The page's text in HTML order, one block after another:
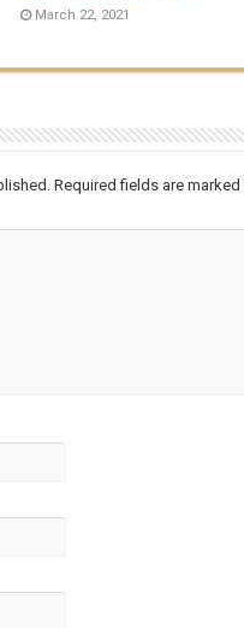
March 22, 2021
Required fields are marked